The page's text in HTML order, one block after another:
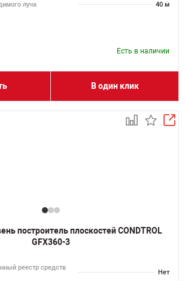
луча
40 м
Есть в наличии
В один клик
построитель плоскостей CONDTROL
GFX360-3
реестр средств
Нет